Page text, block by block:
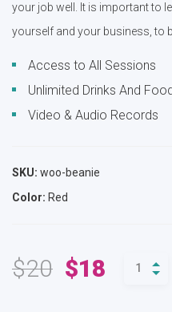
your job well. It is important to
yourself and your business, to
Access to All Sessions
Unlimited Drinks And Food
Video & Audio Records
SKU: woo-beanie
Color: Red
$20
Opprinnelig
$18
Nåværende